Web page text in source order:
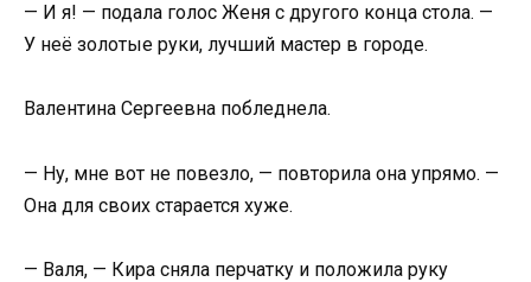
— И я! — подала голос Женя с другого конца стола. —
У неё золотые руки, лучший мастер в городе.
Валентина Сергеевна побледнела.
— Ну, мне вот не повезло, — повторила она упрямо. —
Она для своих старается хуже.
— Валя, — Кира сняла перчатку и положила руку